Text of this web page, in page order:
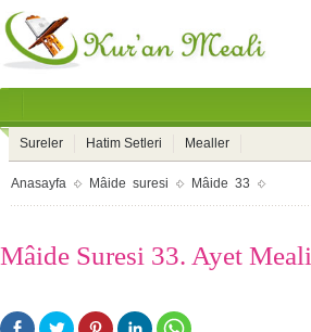
Sureler Hatim Setleri Mealler
Anasayfa Mâide suresi Mâide 33
Mâide Suresi 33. Ayet Meali